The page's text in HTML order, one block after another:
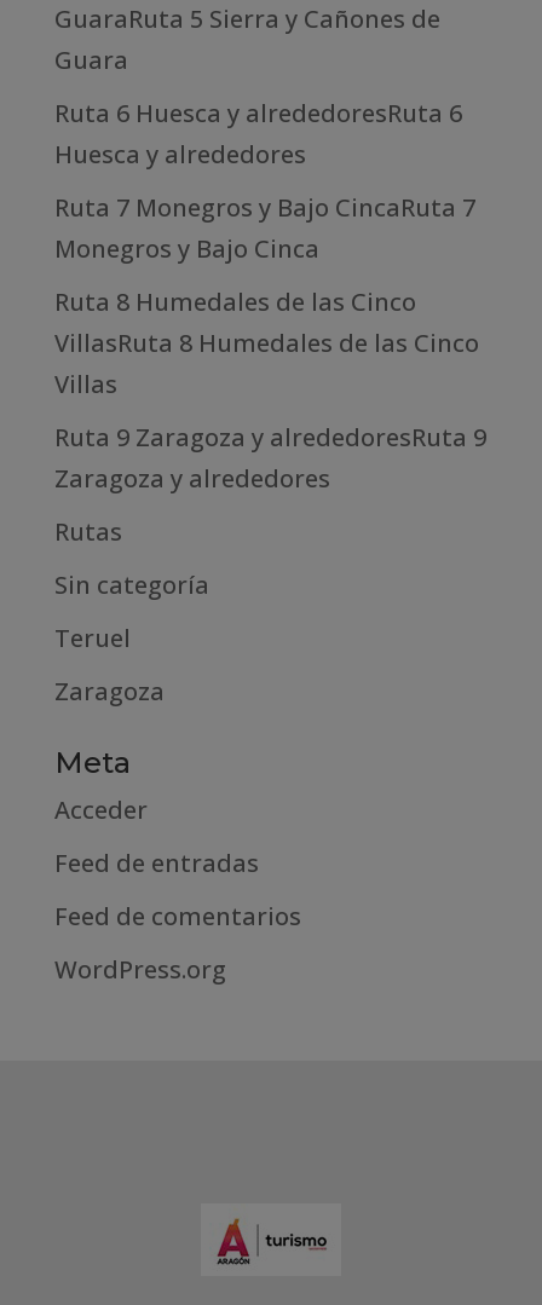
GuaraRuta 5 Sierra y Cañones de
Guara
Ruta 6 Huesca y alrededoresRuta 6
Huesca y alrededores
Ruta 7 Monegros y Bajo CincaRuta 7
Monegros y Bajo Cinca
Ruta 8 Humedales de las Cinco
VillasRuta 8 Humedales de las Cinco
Villas
Ruta 9 Zaragoza y alrededoresRuta 9
Zaragoza y alrededores
Rutas
Sin categoría
Teruel
Zaragoza
Meta
Acceder
Feed de entradas
Feed de comentarios
WordPress.org